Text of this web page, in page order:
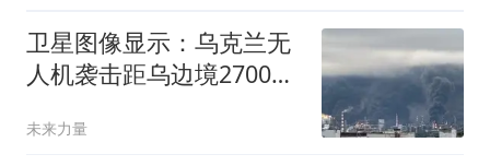
卫星图像显示：乌克兰无
人机袭击距乌边境2700公
未来力量